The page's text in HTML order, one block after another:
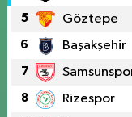
5 Göztepe
6 Başakşehir
7
8 Rizespor